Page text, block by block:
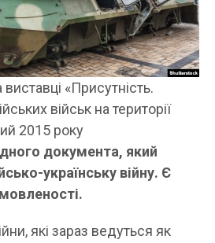
«Присутність.
військ на території
2015 року
документа, який
українську війну. Є
які зараз ведуться як